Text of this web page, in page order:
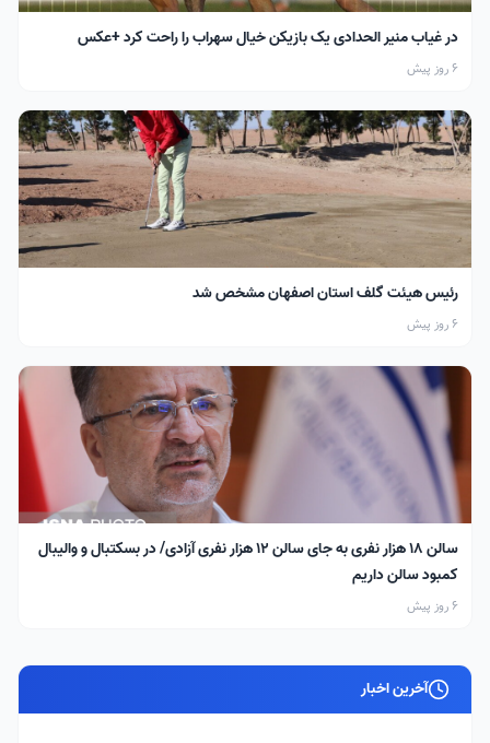
در غیاب منیر الحدادی یک بازیکن خیال سهراب را راحت کرد +عکس
6 روز پیش
رئیس هیئت گلف استان اصفهان مشخص شد
6 روز پیش
سالن ۱۸ هزار نفری به جای سالن ۱۲ هزار نفری آزادی/ در بسکتبال و والیبال
کمبود سالن داریم
6 روز پیش
آخرین اخبار